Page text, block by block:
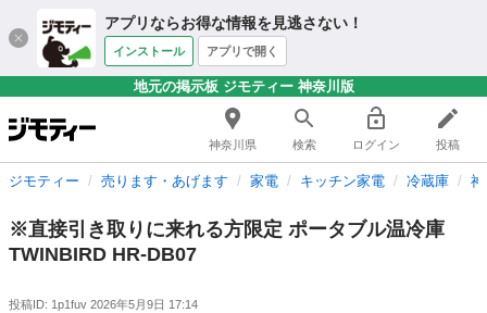
アプリならお得な情報を見逃さない！
インストール アプリで開く
地元の掲示板 ジモティー 神奈川版
神奈川県 検索 ログイン 投稿
ジモティー 売ります・あげます 家電 キッチン家電 冷蔵庫
※直接引き取りに来れる方限定 ポータブル温冷庫
TWINBIRD HR-DB07
投稿ID: 1p1fuv 2026年5月9日 17:14